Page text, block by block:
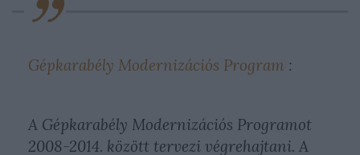
Gépkarabély Modernizációs Program :
A Gépkarabély Modernizációs Programot
2008-2014. között tervezi végrehajtani. A